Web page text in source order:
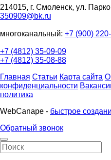
214015, г. Смоленск, ул.
350909@bk.ru
многоканальный: +7 (900)
+7 (4812) 35-09-09
+7 (4812) 35-08-88
Главная Статьи Карта сайта
конфиденциальности
политика
WebCanape - быстрое
Обратный звонок